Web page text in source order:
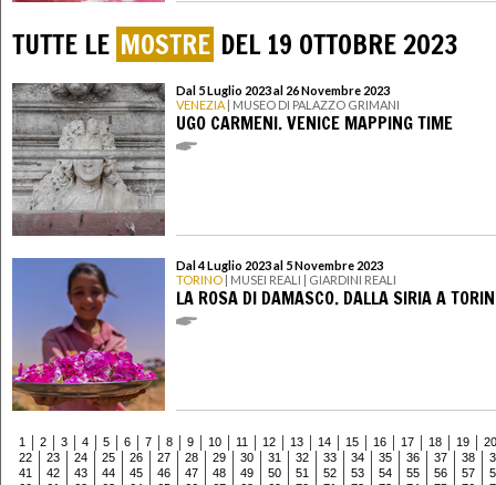
TUTTE LE MOSTRE DEL 19 OTTOBRE 2023
Dal 5 Luglio 2023 al 26 Novembre 2023
VENEZIA | MUSEO DI PALAZZO GRIMANI
UGO CARMENI. VENICE MAPPING TIME
Dal 4 Luglio 2023 al 5 Novembre 2023
TORINO | MUSEI REALI | GIARDINI REALI
LA ROSA DI DAMASCO. DALLA SIRIA A
1 2 3 4 5 6 7 8 9 10 11 12 13 14 15 16 17 18 19
20
22
23 24 25 26 27 28 29 30 31 32 33 34 35 36 37 38
41
42 43 44 45 46 47 48 49 50 51 52 53 54 55 56 57